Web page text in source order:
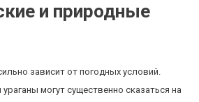
и природные
зависит от погодных условий.
ураганы могут существенно сказаться на